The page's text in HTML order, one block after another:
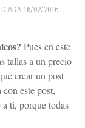
16/02/2016 ·
Pues en este
tallas a un precio
crear un post
este post,
ti, porque todas